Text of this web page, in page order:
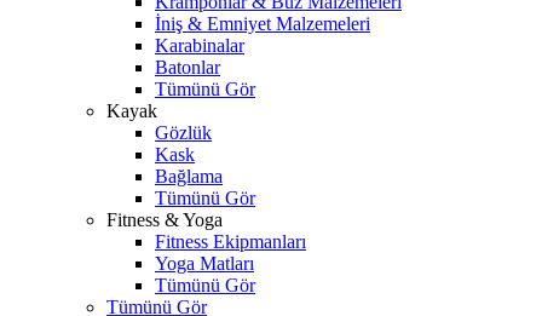
İniş & Emniyet Malzemeleri
Karabinalar
Batonlar
Tümünü Gör
Kayak
Gözlük
Kask
Bağlama
Tümünü Gör
Fitness & Yoga
Fitness Ekipmanları
Yoga Matları
Tümünü Gör
Tümünü Gör